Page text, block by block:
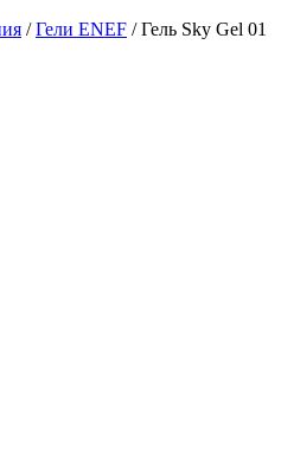
/Гели ENEF /Гель Sky Gel 01